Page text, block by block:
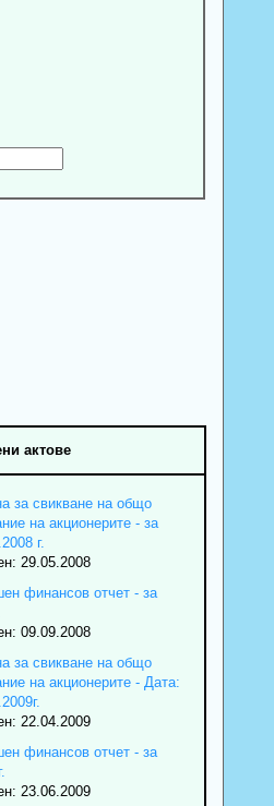
актове
за свикване на общо
на акционерите - за
г.
29.05.2008
финансов отчет - за
09.09.2008
за свикване на общо
на акционерите - Дата:
22.04.2009
финансов отчет - за
23.06.2009